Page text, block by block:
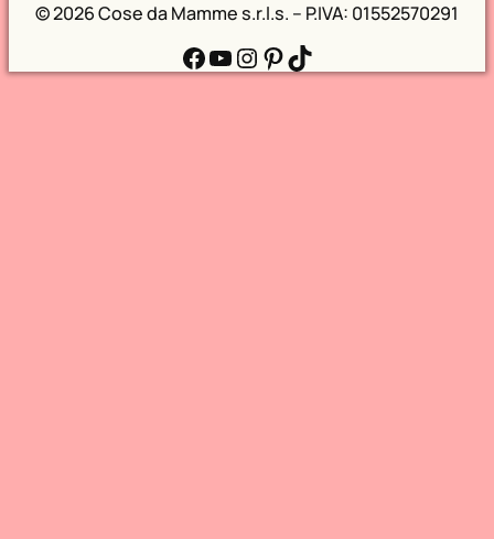
©2026 Cose da Mamme s.r.l.s. – P.IVA: 01552570291
Facebook YouTube Instagram Pinterest TikTok